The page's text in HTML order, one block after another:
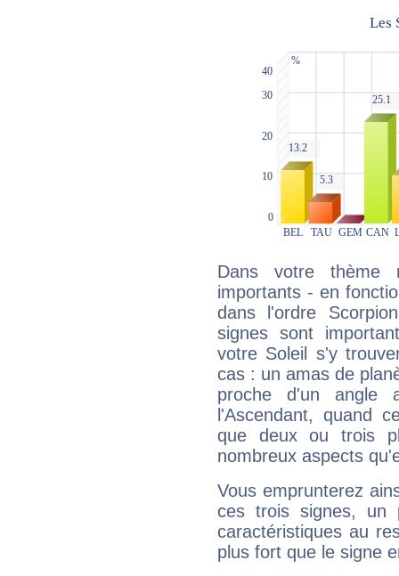
Dans votre thème
importants - en
dans l'ordre
signes sont
votre Soleil s'y
cas : un amas de
proche d'un
l'Ascendant, quand
que deux ou trois
nombreux aspects
Vous emprunterez
ces trois signes, un
caractéristiques au
plus fort que le signe